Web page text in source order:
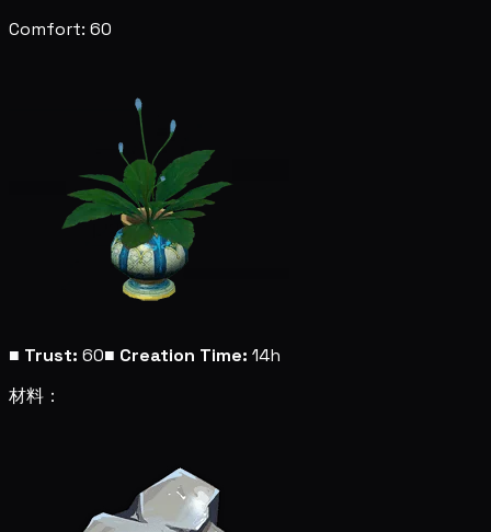
Comfort: 60
■ Trust: 60■ Creation Time: 14h
材料：